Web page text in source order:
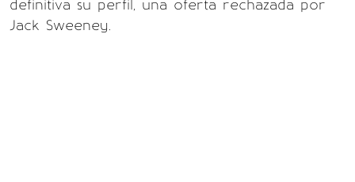
definitiva su perfil, una oferta rechazada por
Jack Sweeney.